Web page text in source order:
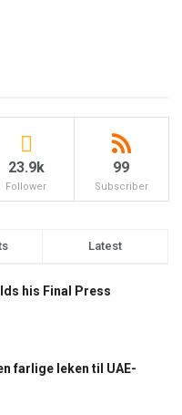
23.9k
Follower
99
Subscriber
Latest
his Final Press
farlige leken til UAE-